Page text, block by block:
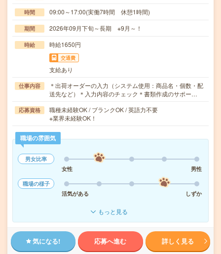
時間 09:00～17:00(実働7時間 休憩1時間)
期間 2026年09月下旬～長期 ※9月～！
時給 時給1650円
交通費
支給あり
仕事内容
＊出荷オーダーの入力（システム使用：商品名・個数・配
送先など）＊入力内容のチェック＊書類作成のサポー…
応募資格
職種未経験OK / ブランクOK / 英語力不要
※業界未経験OK！
職場の雰囲気
男女比率
女性
男性
職場の様子
活気がある
しずか
もっと見る
気になる! 応募へ進む 詳しく見る